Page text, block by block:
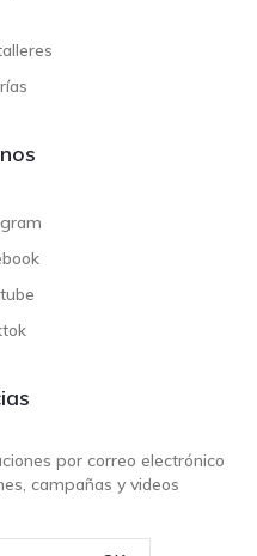
por correo electrónico
campañas y videos